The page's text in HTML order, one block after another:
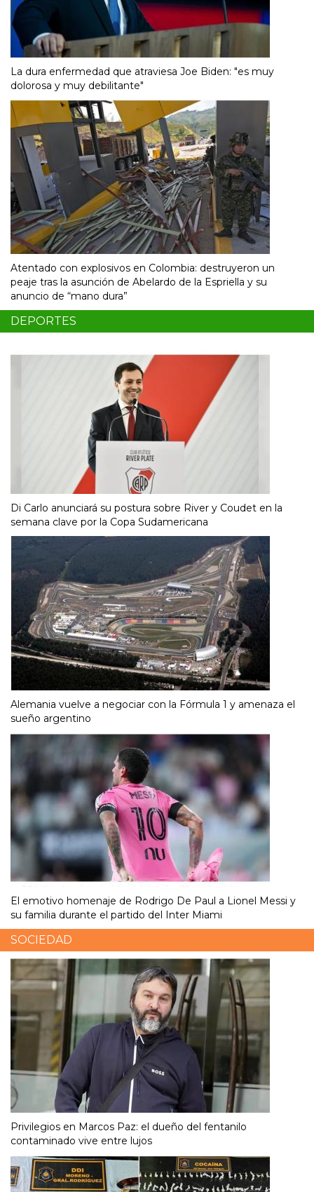
La dura enfermedad que atraviesa Joe Biden: "es muy
dolorosa y muy debilitante"
Atentado con explosivos en Colombia: destruyeron un
peaje tras la asunción de Abelardo de la Espriella y su
anuncio de “mano dura”
DEPORTES
Di Carlo anunciará su postura sobre River y Coudet en la
semana clave por la Copa Sudamericana
Alemania vuelve a negociar con la Fórmula 1 y amenaza el
sueño argentino
El emotivo homenaje de Rodrigo De Paul a Lionel Messi y
su familia durante el partido del Inter Miami
SOCIEDAD
Privilegios en Marcos Paz: el dueño del fentanilo
contaminado vive entre lujos